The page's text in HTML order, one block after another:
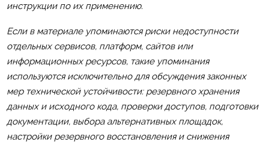
инструкции по их применению.
Если в материале упоминаются риски недоступности
отдельных сервисов, платформ, сайтов или
информационных ресурсов, такие упоминания
используются исключительно для обсуждения законных
мер технической устойчивости: резервного хранения
данных и исходного кода, проверки доступов, подготовки
документации, выбора альтернативных площадок,
настройки резервного восстановления и снижения